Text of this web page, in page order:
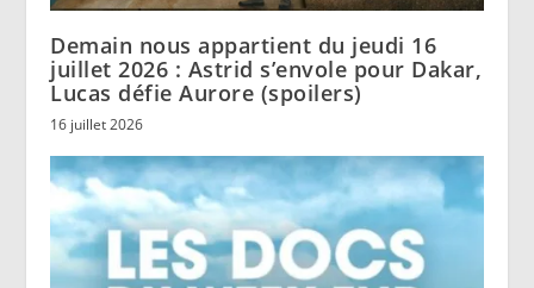
Demain nous appartient du jeudi 16
juillet 2026 : Astrid s’envole pour Dakar,
Lucas défie Aurore (spoilers)
16 juillet 2026